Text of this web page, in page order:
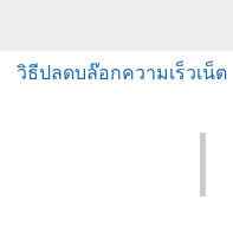
วิธีปลดบล๊อกความเร็วเน็ต